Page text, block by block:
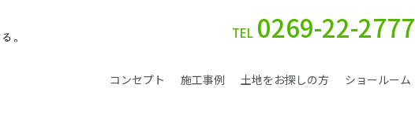
TEL 0269-22-2777
コンセプト 施工事例 土地をお探しの方 ショールーム